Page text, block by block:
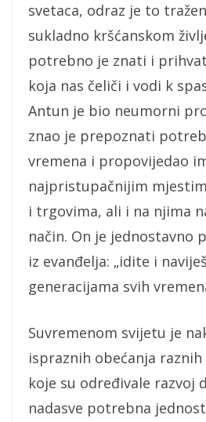
svetaca, odraz je to
sukladno kršćanskom
potrebno je znati i
koja nas čeliči i vodi k
Antun je bio neumorni
znao je prepoznati
vremena i propovijedao
najpristupačnijim
i trgovima, ali i na njima
način. On je jednostavno
iz evanđelja: „idite i
generacijama svih
Suvremenom svijetu je
ispraznih obećanja
koje su određivale razvoj
nadasve potrebna